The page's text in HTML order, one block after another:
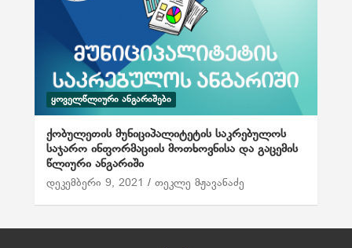
ᲧᲝᲕᲔᲚᲬᲚᲘᲣᲠᲘ ᲐᲜᲒᲐᲠᲘᲨᲔᲑᲘ
ქობულეთის მუნიციპალიტეტის საკრებულოს
საჯარო ინფორმაციის მოთხოვნისა და გაცემის
წლიური ანგარიში
დეკემბერი 9, 2021 თეკლე მჟავანაძე